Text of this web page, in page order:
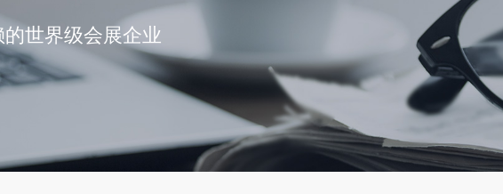
世界级会展企业